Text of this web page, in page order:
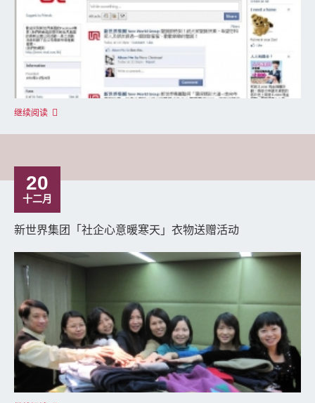
继续阅读
20
十二月
新世界集团「社企心意暖寒天」衣物送赠活动